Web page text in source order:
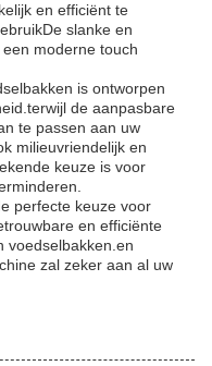
en efficiënt te
slanke en
moderne touch
is ontworpen
de aanpasbare
te passen aan uw
milieuvriendelijk en
keuze is voor
perfecte keuze voor
en efficiënte
voedselbakken.en
zal zeker aan al uw